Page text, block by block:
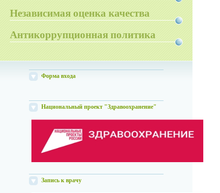
Независимая оценка качества
Антикоррупционная политика
Форма входа
Национальный проект "Здравоохранение"
Запись к врачу